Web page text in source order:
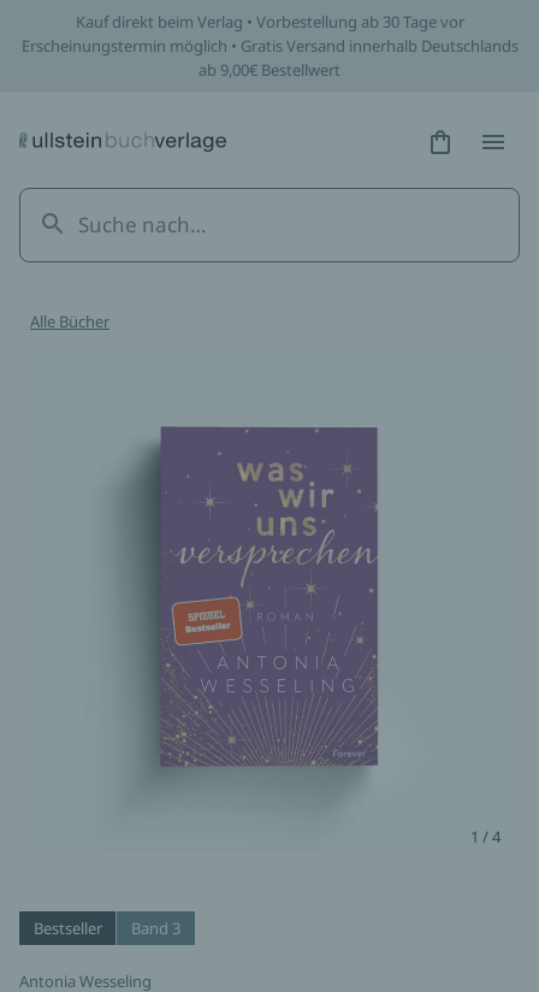
Kauf direkt beim Verlag • Vorbestellung ab 30 Tage vor
Erscheinungstermin möglich • Gratis Versand innerhalb Deutschlands
ab 9,00€ Bestellwert
Hidden
Alle Bücher
1 / 4
Bestseller Band 3
Antonia Wesseling